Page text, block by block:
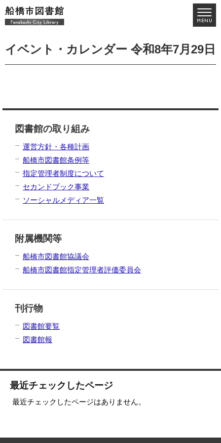
イベント・カレンダー 令和8年7月29日
図書館の取り組み
運営方針・各種計画
船橋市図書館条例等
指定管理者制度について
セカンドブック事業
ソーシャルメディア一覧
附属機関等
船橋市図書館協議会
船橋市図書館指定管理者評価委員会
刊行物
図書館要覧
図書館報
最近チェックしたページ
最近チェックしたページはありません。